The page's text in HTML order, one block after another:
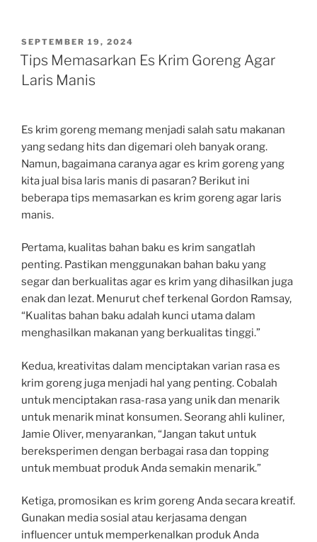
POSTED
ON
SEPTEMBER 19, 2024
Tips Memasarkan Es Krim Goreng Agar
Laris Manis
Es krim goreng memang menjadi salah satu makanan
yang sedang hits dan digemari oleh banyak orang.
Namun, bagaimana caranya agar es krim goreng yang
kita jual bisa laris manis di pasaran? Berikut ini
beberapa tips memasarkan es krim goreng agar laris
manis.
Pertama, kualitas bahan baku es krim sangatlah
penting. Pastikan menggunakan bahan baku yang
segar dan berkualitas agar es krim yang dihasilkan juga
enak dan lezat. Menurut chef terkenal Gordon Ramsay,
“Kualitas bahan baku adalah kunci utama dalam
menghasilkan makanan yang berkualitas tinggi.”
Kedua, kreativitas dalam menciptakan varian rasa es
krim goreng juga menjadi hal yang penting. Cobalah
untuk menciptakan rasa-rasa yang unik dan menarik
untuk menarik minat konsumen. Seorang ahli kuliner,
Jamie Oliver, menyarankan, “Jangan takut untuk
bereksperimen dengan berbagai rasa dan topping
untuk membuat produk Anda semakin menarik.”
Ketiga, promosikan es krim goreng Anda secara kreatif.
Gunakan media sosial atau kerjasama dengan
influencer untuk memperkenalkan produk Anda